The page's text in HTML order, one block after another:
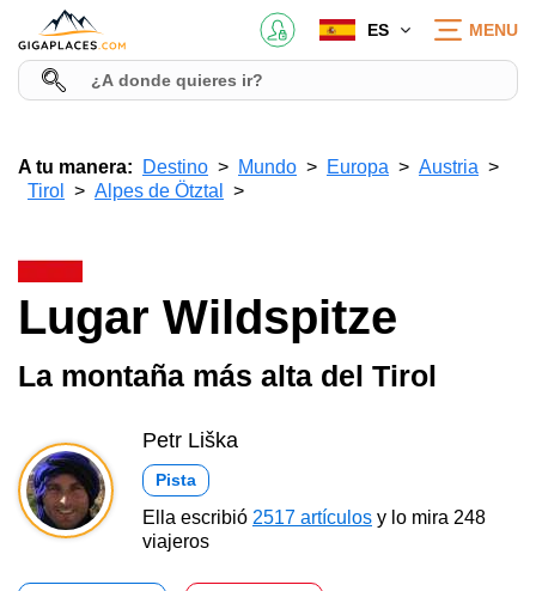
ES MENU
A tu manera: Destino Mundo Europa
Austria
Tirol
Alpes de Ötztal
Lugar Wildspitze
La montaña más alta del Tirol
Petr Liška
Pista
Ella escribió 2517 artículos y lo mira 248
viajeros